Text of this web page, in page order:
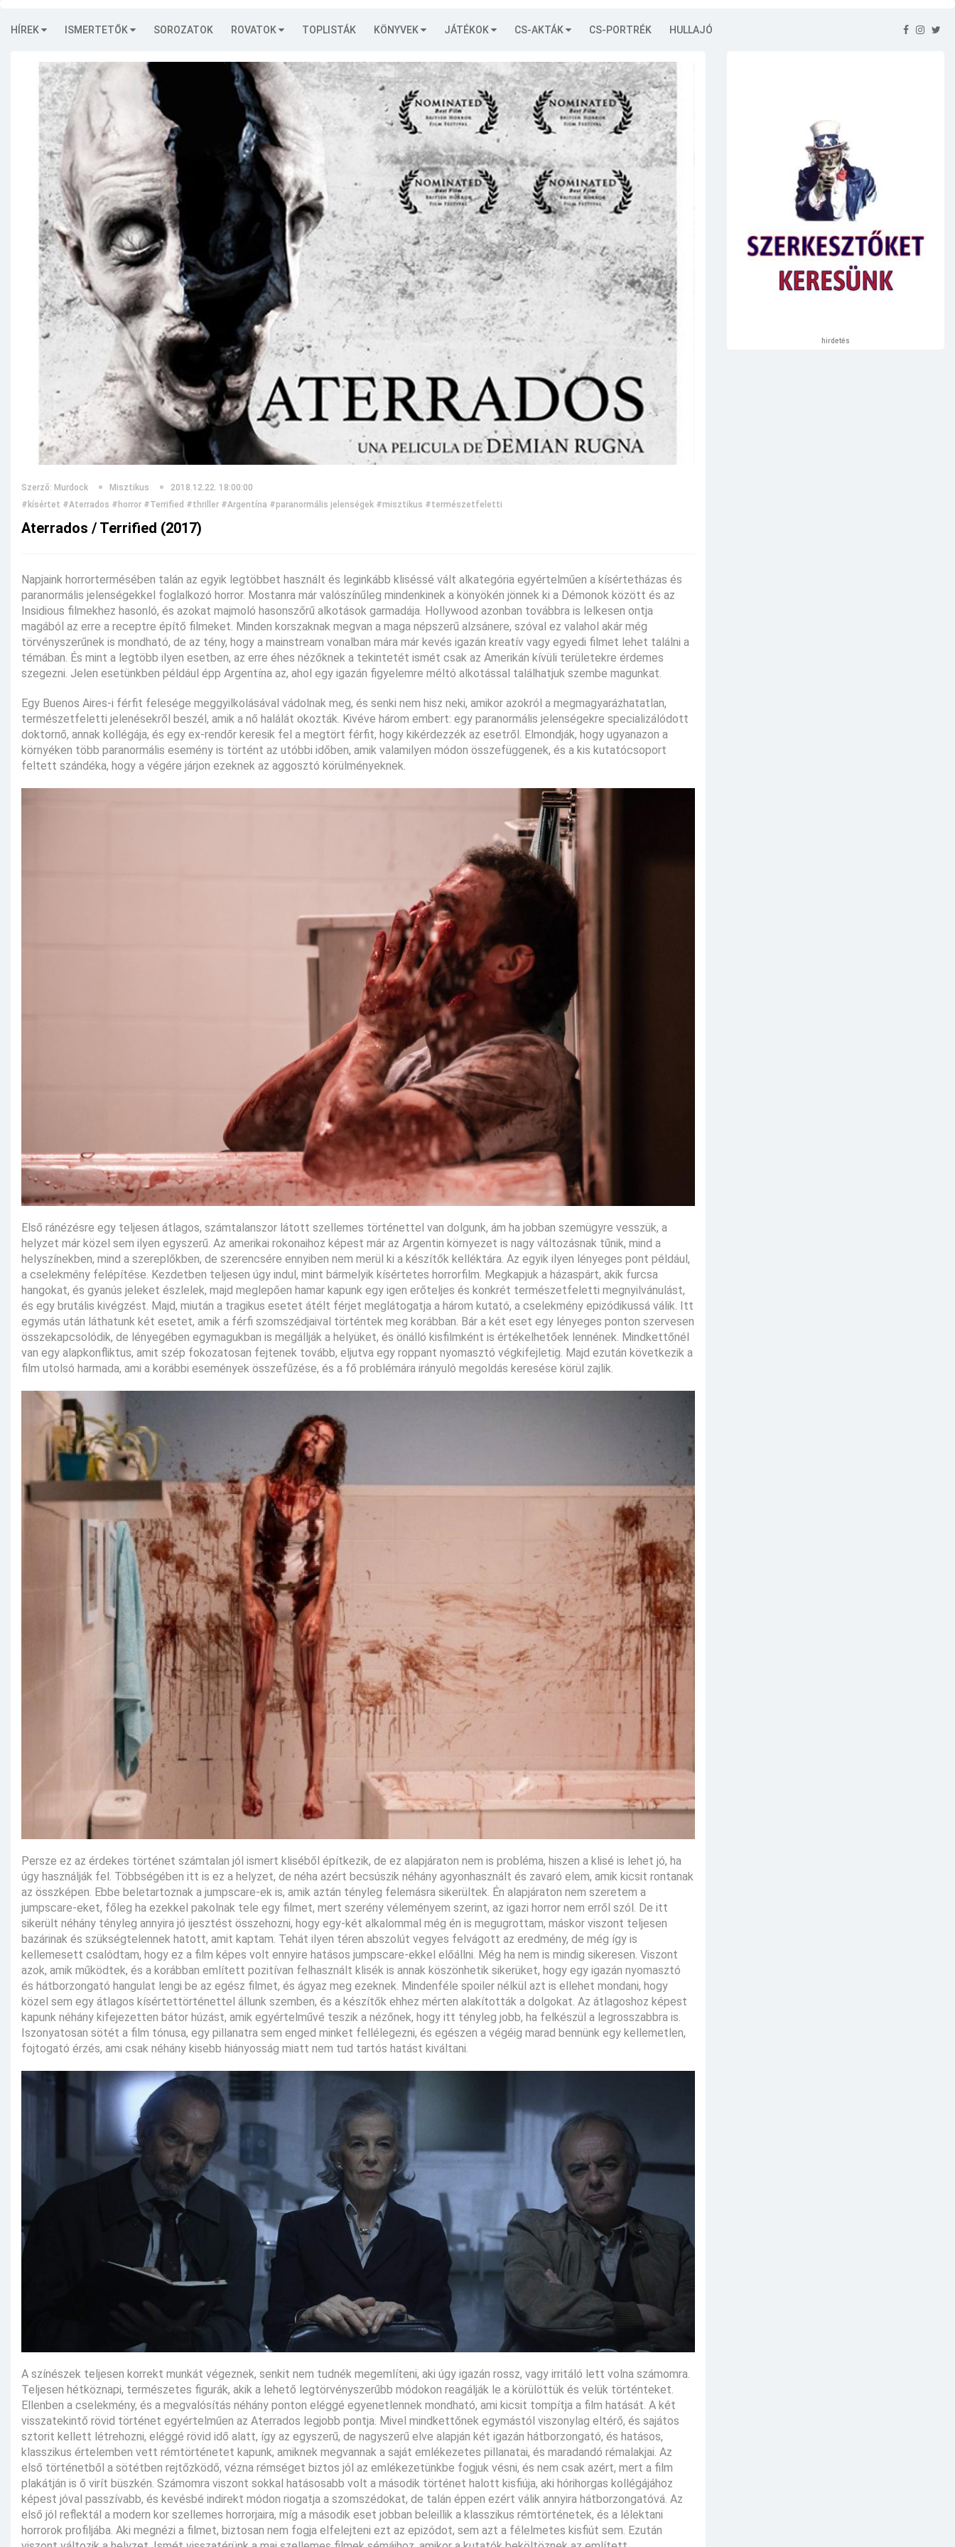
HÍREK ISMERTETŐK SOROZATOK ROVATOK TOPLISTÁK KÖNYVEK JÁTÉKOK CS-AKTÁK CS-PORTRÉK HULLAJÓ
Szerző: Murdock Misztikus
2018.12.22. 18:00:00
#kísértet #Aterrados #horror #Terrified #thriller #Argentína #paranormális jelenségek #misztikus #természetfeletti
Aterrados / Terrified (2017)
Napjaink horrortermésében talán az egyik legtöbbet használt és leginkább kliséssé vált alkategória egyértelműen a kísértetházas és
paranormális jelenségekkel foglalkozó horror. Mostanra már valószínűleg mindenkinek a könyökén jönnek ki a Démonok között és az
Insidious filmekhez hasonló, és azokat majmoló hasonszőrű alkotások garmadája. Hollywood azonban továbbra is lelkesen ontja
magából az erre a receptre építő filmeket. Minden korszaknak megvan a maga népszerű alzsánere, szóval ez valahol akár még
törvényszerűnek is mondható, de az tény, hogy a mainstream vonalban mára már kevés igazán kreatív vagy egyedi filmet lehet találni a
témában. És mint a legtöbb ilyen esetben, az erre éhes nézőknek a tekintetét ismét csak az Amerikán kívüli területekre érdemes
szegezni. Jelen esetünkben például épp Argentína az, ahol egy igazán figyelemre méltó alkotással találhatjuk szembe magunkat.
Egy Buenos Aires-i férfit felesége meggyilkolásával vádolnak meg, és senki nem hisz neki, amikor azokról a megmagyarázhatatlan,
természetfeletti jelenésekről beszél, amik a nő halálát okozták. Kivéve három embert: egy paranormális jelenségekre specializálódott
doktornő, annak kollégája, és egy ex-rendőr keresik fel a megtört férfit, hogy kikérdezzék az esetről. Elmondják, hogy ugyanazon a
környéken több paranormális esemény is történt az utóbbi időben, amik valamilyen módon összefüggenek, és a kis kutatócsoport
feltett szándéka, hogy a végére járjon ezeknek az aggosztó körülményeknek.
Első ránézésre egy teljesen átlagos, számtalanszor látott szellemes történettel van dolgunk, ám ha jobban szemügyre vesszük, a
helyzet már közel sem ilyen egyszerű. Az amerikai rokonaihoz képest már az Argentin környezet is nagy változásnak tűnik, mind a
helyszínekben, mind a szereplőkben, de szerencsére ennyiben nem merül ki a készítők kelléktára. Az egyik ilyen lényeges pont például,
a cselekmény felépítése. Kezdetben teljesen úgy indul, mint bármelyik kísértetes horrorfilm. Megkapjuk a házaspárt, akik furcsa
hangokat, és gyanús jeleket észlelek, majd meglepően hamar kapunk egy igen erőteljes és konkrét természetfeletti megnyilvánulást,
és egy brutális kivégzést. Majd, miután a tragikus esetet átélt férjet meglátogatja a három kutató, a cselekmény epizódikussá válik. Itt
egymás után láthatunk két esetet, amik a férfi szomszédjaival történtek meg korábban. Bár a két eset egy lényeges ponton szervesen
összekapcsolódik, de lényegében egymagukban is megállják a helyüket, és önálló kisfilmként is értékelhetőek lennének. Mindkettőnél
van egy alapkonfliktus, amit szép fokozatosan fejtenek tovább, eljutva egy roppant nyomasztó végkifejletig. Majd ezután következik a
film utolsó harmada, ami a korábbi események összefűzése, és a fő problémára irányuló megoldás keresése körül zajlik.
Persze ez az érdekes történet számtalan jól ismert kliséből építkezik, de ez alapjáraton nem is probléma, hiszen a klisé is lehet jó, ha
úgy használják fel. Többségében itt is ez a helyzet, de néha azért becsúszik néhány agyonhasznált és zavaró elem, amik kicsit rontanak
az összképen. Ebbe beletartoznak a jumpscare-ek is, amik aztán tényleg felemásra sikerültek. Én alapjáraton nem szeretem a
jumpscare-eket, főleg ha ezekkel pakolnak tele egy filmet, mert szerény véleményem szerint, az igazi horror nem erről szól. De itt
sikerült néhány tényleg annyira jó ijesztést összehozni, hogy egy-két alkalommal még én is megugrottam, máskor viszont teljesen
bazárinak és szükségtelennek hatott, amit kaptam. Tehát ilyen téren abszolút vegyes felvágott az eredmény, de még így is
kellemesett csalódtam, hogy ez a film képes volt ennyire hatásos jumpscare-ekkel előállni. Még ha nem is mindig sikeresen. Viszont
azok, amik működtek, és a korábban említett pozitívan felhasznált klisék is annak köszönhetik sikerüket, hogy egy igazán nyomasztó
és hátborzongató hangulat lengi be az egész filmet, és ágyaz meg ezeknek. Mindenféle spoiler nélkül azt is ellehet mondani, hogy
közel sem egy átlagos kísértettörténettel állunk szemben, és a készítők ehhez mérten alakították a dolgokat. Az átlagoshoz képest
kapunk néhány kifejezetten bátor húzást, amik egyértelművé teszik a nézőnek, hogy itt tényleg jobb, ha felkészül a legrosszabbra is.
Iszonyatosan sötét a film tónusa, egy pillanatra sem enged minket fellélegezni, és egészen a végéig marad bennünk egy kellemetlen,
fojtogató érzés, ami csak néhány kisebb hiányosság miatt nem tud tartós hatást kiváltani.
A színészek teljesen korrekt munkát végeznek, senkit nem tudnék megemlíteni, aki úgy igazán rossz, vagy irritáló lett volna számomra.
Teljesen hétköznapi, természetes figurák, akik a lehető legtörvényszerűbb módokon reagálják le a körülöttük és velük történteket.
Ellenben a cselekmény, és a megvalósítás néhány ponton eléggé egyenetlennek mondható, ami kicsit tompítja a film hatását. A két
visszatekintő rövid történet egyértelműen az Aterrados legjobb pontja. Mivel mindkettőnek egymástól viszonylag eltérő, és sajátos
sztorit kellett létrehozni, eléggé rövid idő alatt, így az egyszerű, de nagyszerű elve alapján két igazán hátborzongató, és hatásos,
klasszikus értelemben vett rémtörténetet kapunk, amiknek megvannak a saját emlékezetes pillanatai, és maradandó rémalakjai. Az
első történetből a sötétben rejtőzködő, vézna rémséget biztos jól az emlékezetünkbe fogjuk vésni, és nem csak azért, mert a film
plakátján is ő virít büszkén. Számomra viszont sokkal hatásosabb volt a második történet halott kisfiúja, aki hórihorgas kollégájához
képest jóval passzívabb, és kevésbé indirekt módon riogatja a szomszédokat, de talán éppen ezért válik annyira hátborzongatóvá. Az
első jól reflektál a modern kor szellemes horrorjaira, míg a második eset jobban beleillik a klasszikus rémtörténetek, és a lélektani
horrorok profiljába. Aki megnézi a filmet, biztosan nem fogja elfelejteni ezt az epizódot, sem azt a félelmetes kisfiút sem. Ezután
hirdetés